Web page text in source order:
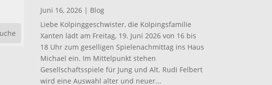
Juni 16, 2026| Blog
Liebe Kolpinggeschwister, die Kolpingsfamilie
Xanten lädt am Freitag, 19. Juni 2026 von 16 bis
18 Uhr zum geselligen Spielenachmittag ins Haus
Michael ein. Im Mittelpunkt stehen
Gesellschaftsspiele für Jung und Alt. Rudi Felbert
wird eine Auswahl alter und neuer...